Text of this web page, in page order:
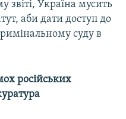
звіті, Україна мусить
аби дати доступ до
суду в
російських